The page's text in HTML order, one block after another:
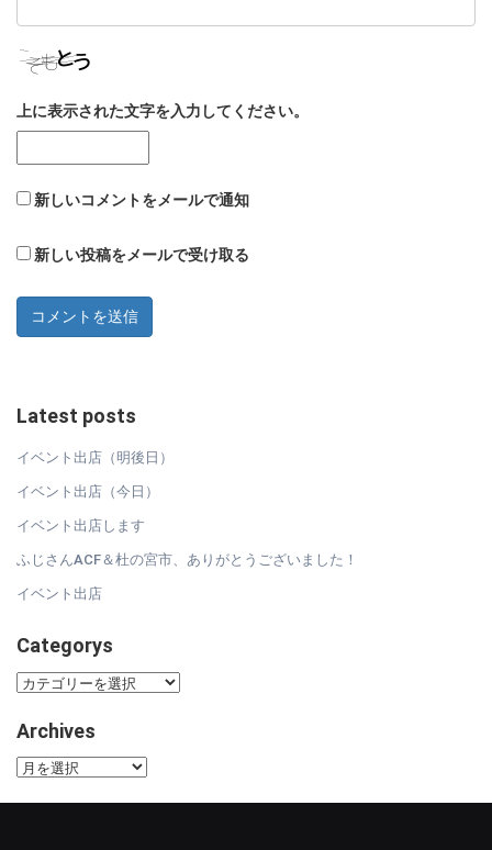
上に表示された文字を入力してください。
新しいコメントをメールで通知
新しい投稿をメールで受け取る
Latest posts
イベント出店（明後日）
イベント出店（今日）
イベント出店します
ふじさんACF＆杜の宮市、ありがとうございました！
イベント出店
Categorys
Categorys
Archives
Archives